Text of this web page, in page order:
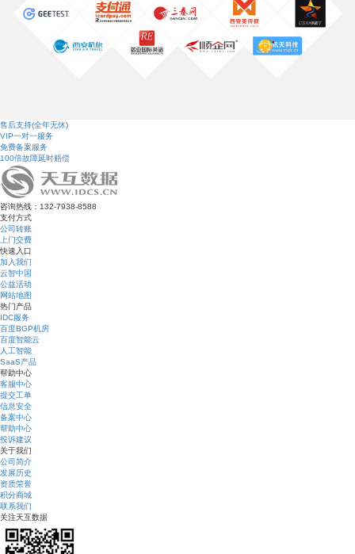
售后支持(全年无休)
VIP一对一服务
免费备案服务
100倍故障延时赔偿
咨询热线：132-7938-8588
支付方式
公司转账
上门交费
快速入口
加入我们
云智中国
公益活动
网站地图
热门产品
IDC服务
百度BGP机房
百度智能云
人工智能
SaaS产品
帮助中心
客服中心
提交工单
信息安全
备案中心
帮助中心
投诉建议
关于我们
公司简介
发展历史
资质荣誉
积分商城
联系我们
关注天互数据